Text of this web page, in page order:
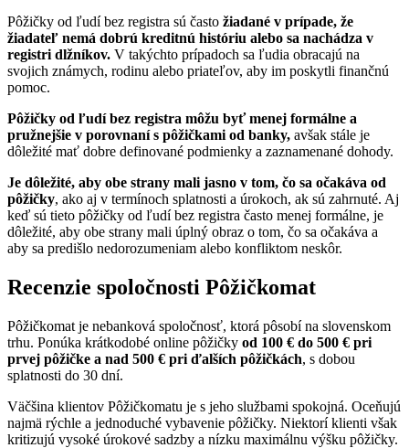
Pôžičky od ľudí bez registra sú často žiadané v prípade, že
žiadateľ nemá dobrú kreditnú históriu alebo sa nachádza v
registri dlžníkov. V takýchto prípadoch sa ľudia obracajú na
svojich známych, rodinu alebo priateľov, aby im poskytli finančnú
pomoc.
Pôžičky od ľudí bez registra môžu byť menej formálne a
pružnejšie v porovnaní s pôžičkami od banky, avšak stále je
dôležité mať dobre definované podmienky a zaznamenané dohody.
Je dôležité, aby obe strany mali jasno v tom, čo sa očakáva od
pôžičky, ako aj v termínoch splatnosti a úrokoch, ak sú zahrnuté. Aj
keď sú tieto pôžičky od ľudí bez registra často menej formálne, je
dôležité, aby obe strany mali úplný obraz o tom, čo sa očakáva a
aby sa predišlo nedorozumeniam alebo konfliktom neskôr.
Recenzie spoločnosti Pôžičkomat
Pôžičkomat je nebanková spoločnosť, ktorá pôsobí na slovenskom
trhu. Ponúka krátkodobé online pôžičky od 100 € do 500 € pri
prvej pôžičke a nad 500 € pri ďalších pôžičkách, s dobou
splatnosti do 30 dní.
Väčšina klientov Pôžičkomatu je s jeho službami spokojná. Oceňujú
najmä rýchle a jednoduché vybavenie pôžičky. Niektorí klienti však
kritizujú vysoké úrokové sadzby a nízku maximálnu výšku pôžičky.